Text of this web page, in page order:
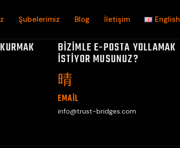
Şubelerimiz Blog İletişim English
BIZIMLE E-POSTA YOLLAMAK
ISTIYOR MUSUNUZ?
EMAIL
info@trust-bridges.com